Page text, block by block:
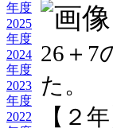
年度
2025
年度
2024
年度
2023
年度
2022
26＋7
た。
【２